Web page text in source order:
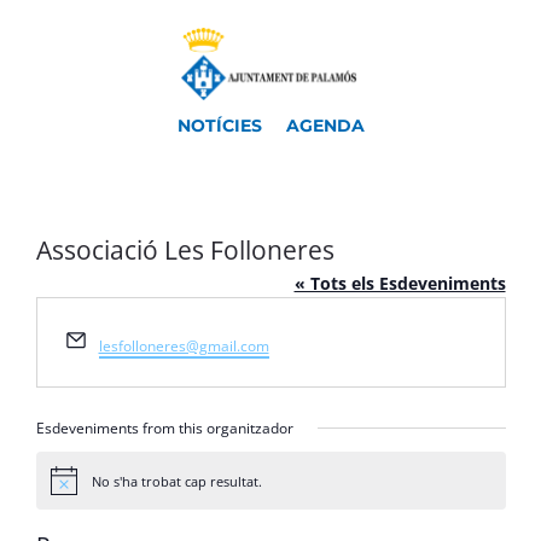
NOTÍCIES AGENDA
Associació Les Folloneres
« Tots els Esdeveniments
Email
lesfolloneres@gmail.com
Esdeveniments from this organitzador
Avís No s'ha trobat cap resultat.